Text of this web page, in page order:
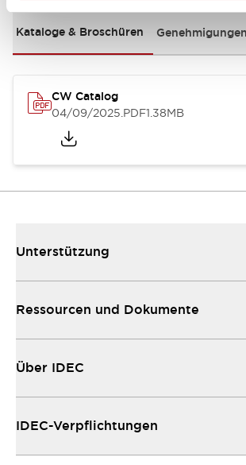
Kataloge & Broschüren
CW Catalog
04/09/2025.PDF1.38MB
Unterstützung
Ressourcen und Dokumente
Über IDEC
IDEC-Verpflichtungen